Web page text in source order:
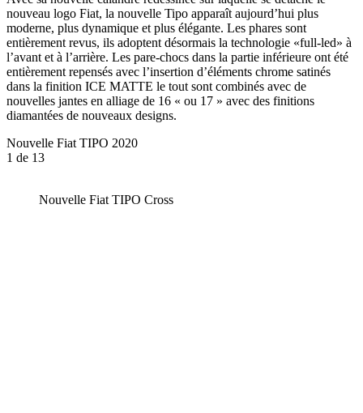
nouveau logo Fiat, la nouvelle Tipo apparaît aujourd’hui plus
moderne, plus dynamique et plus élégante. Les phares sont
entièrement revus, ils adoptent désormais la technologie «full-led» à
l’avant et à l’arrière. Les pare-chocs dans la partie inférieure ont été
entièrement repensés avec l’insertion d’éléments chrome satinés
dans la finition ICE MATTE le tout sont combinés avec de
nouvelles jantes en alliage de 16 « ou 17 » avec des finitions
diamantées de nouveaux designs.
Nouvelle Fiat TIPO 2020
1 de 13
Nouvelle Fiat TIPO Cross